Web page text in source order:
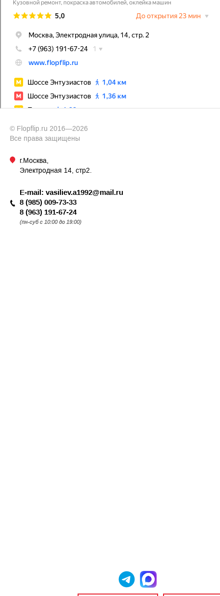
© Flopflip.ru 2016—2026
Все права защищены
г.Москва,
Электродная 14, стр2.
E-mail: vasiliev.a1992@mail.ru
8 (985) 009-73-33
8 (963) 191-67-24
(пн-суб с 10:00 до 19:00)